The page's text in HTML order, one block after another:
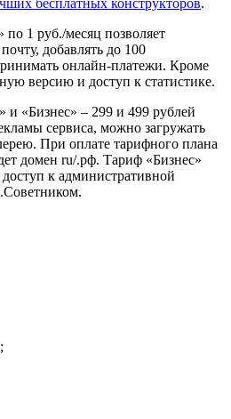
1 руб./месяц позволяет
добавлять до 100
онлайн-платежи. Кроме
версию и доступ к статистике.
и «Бизнес» – 299 и 499 рублей
сервиса, можно загружать
При оплате тарифного плана
домен ru/.рф. Тариф «Бизнес»
доступ к административной